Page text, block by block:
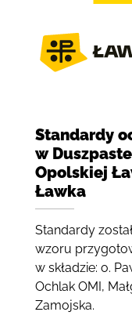
Standardy
w
Opolskiej
Ławka
Standardy
wzoru
w składzie: o.
Ochlak OMI,
Zamojska.